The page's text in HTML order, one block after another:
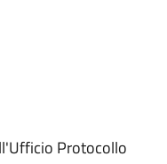
Protocollo